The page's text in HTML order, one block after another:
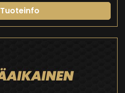
Tuoteinfo